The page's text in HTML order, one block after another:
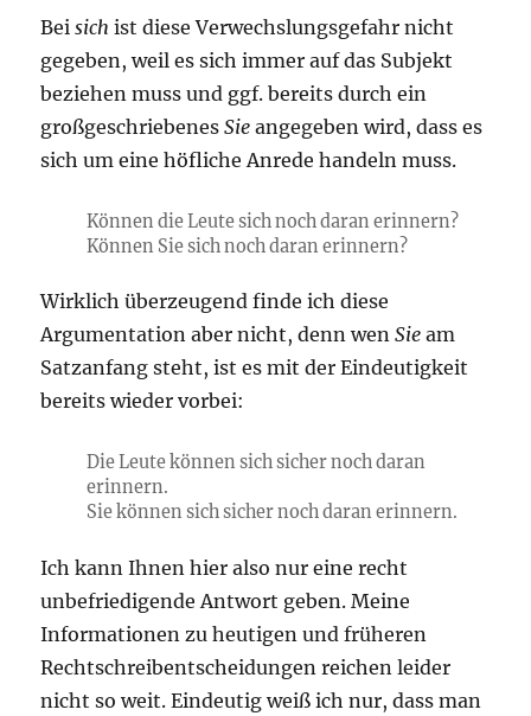
Beisich ist diese Verwechslungsgefahr nicht
gegeben, weil es sich immer auf das Subjekt
beziehen muss und ggf. bereits durch ein
großgeschriebenesSie angegeben wird, dass es
sich um eine höfliche Anrede handeln muss.
Können die Leute sich noch daran erinnern?
Können Sie sich noch daran erinnern?
Wirklich überzeugend finde ich diese
Argumentation aber nicht, denn wenSie am
Satzanfang steht, ist es mit der Eindeutigkeit
bereits wieder vorbei:
Die Leute können sich sicher noch daran
erinnern.
Sie können sich sicher noch daran erinnern.
Ich kann Ihnen hier also nur eine recht
unbefriedigende Antwort geben. Meine
Informationen zu heutigen und früheren
Rechtschreibentscheidungen reichen leider
nicht so weit. Eindeutig weiß ich nur, dass man